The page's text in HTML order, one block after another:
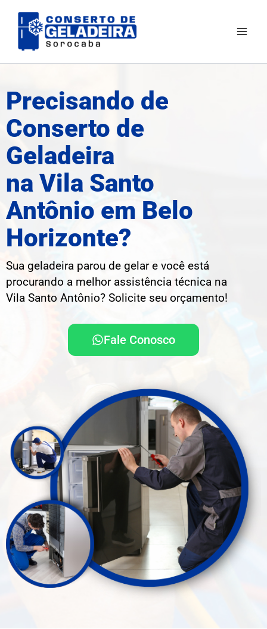
para
Precisando de
Conserto de
Geladeira
na Vila Santo
Antônio em Belo
Horizonte?
Sua geladeira parou de gelar e você está
procurando a melhor assistência técnica na
Vila Santo Antônio? Solicite seu orçamento!
Fale Conosco